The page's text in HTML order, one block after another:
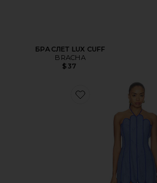
БРАСЛЕТ LUX CUFF
BRACHA
$37
Favorite ПЛАТЬЕ LENNY